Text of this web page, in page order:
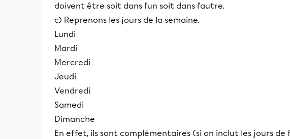
doivent être soit dans l'un soit dans l'autre.
c) Reprenons les jours de la semaine.
Lundi
Mardi
Mercredi
Jeudi
Vendredi
Samedi
Dimanche
En effet, ils sont complémentaires (si on inclut les jours de